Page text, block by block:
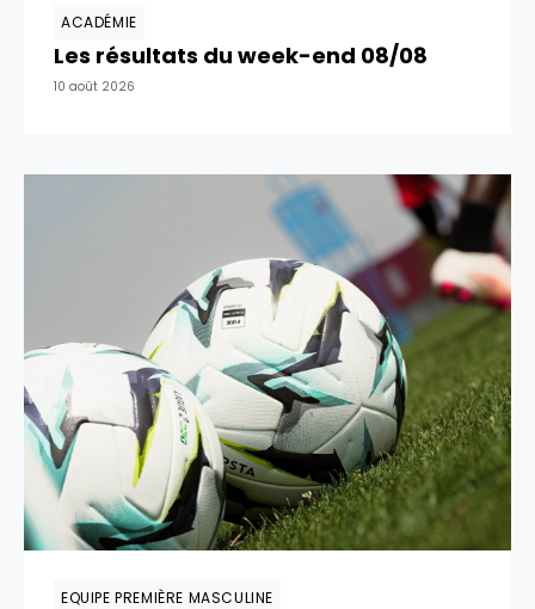
ACADÉMIE
Les résultats du week-end 08/08
10 août 2026
EQUIPE PREMIÈRE MASCULINE